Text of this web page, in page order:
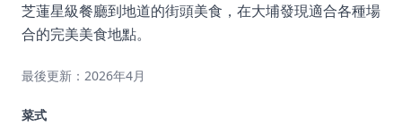
美食佳餚
芝蓮星級餐廳到地道的街頭美食，在大埔發現適合各種場
合的完美美食地點。
最後更新：2026年4月
菜式